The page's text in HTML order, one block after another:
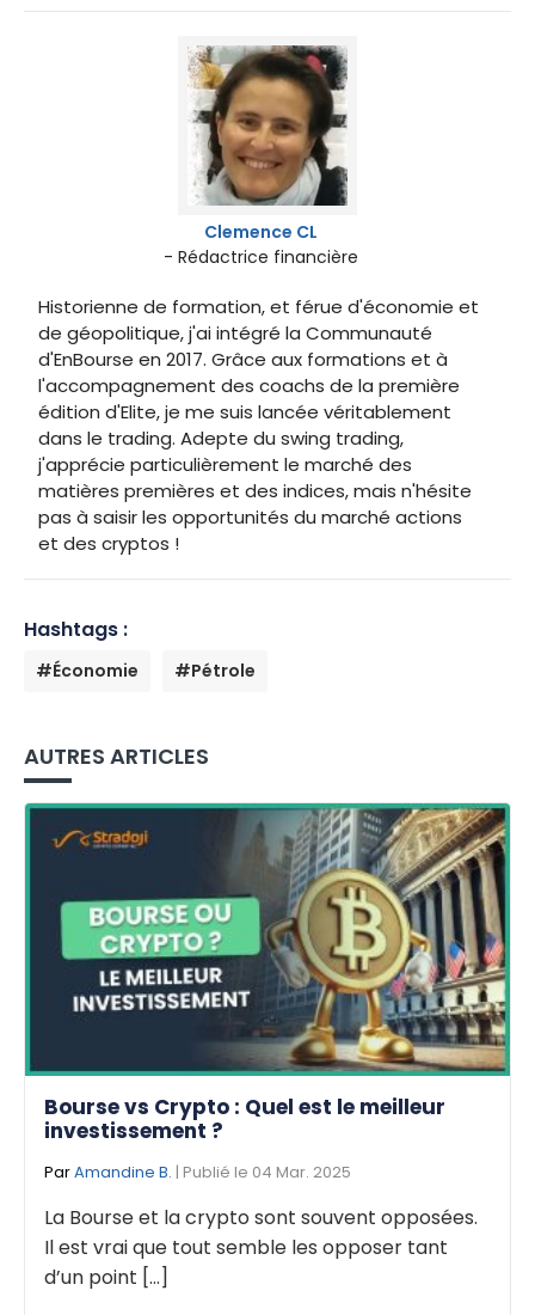
Clemence CL
- Rédactrice financière
Historienne de formation, et férue d'économie et
de géopolitique, j'ai intégré la Communauté
d'EnBourse en 2017. Grâce aux formations et à
l'accompagnement des coachs de la première
édition d'Elite, je me suis lancée véritablement
dans le trading. Adepte du swing trading,
j'apprécie particulièrement le marché des
matières premières et des indices, mais n'hésite
pas à saisir les opportunités du marché actions
et des cryptos !
Hashtags :
#Économie #Pétrole
AUTRES ARTICLES
Bourse vs Crypto : Quel est le meilleur
investissement ?
ParAmandine B. | Publié le 04 Mar. 2025
La Bourse et la crypto sont souvent opposées.
Il est vrai que tout semble les opposer tant
d’un point [...]